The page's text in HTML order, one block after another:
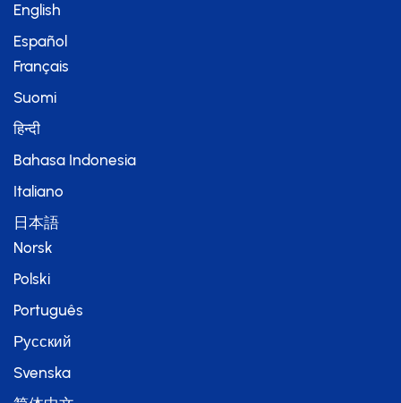
English
Español
Français
Suomi
हिन्दी
Bahasa Indonesia
Italiano
日本語
Norsk
Polski
Português
Русский
Svenska